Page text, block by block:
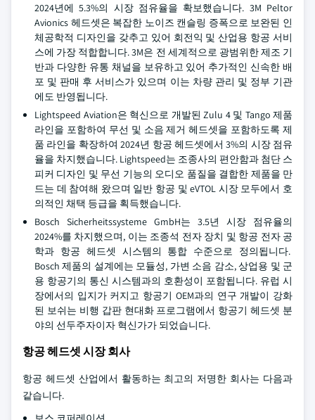
2024년에 5.3%의 시장 점유율을 확보했습니다. 3M Peltor
Avionics 헤드셋은 복잡한 노이즈 캔슬링 증폭으로 보완된 인
체공학적 디자인을 갖추고 있어 회전익 및 산업용 항공 서비
스에 가장 적합합니다. 3M은 전 세계적으로 광범위한 제조 기
반과 다양한 유통 채널을 보유하고 있어 추가적인 신속한 배
포 및 판매 후 서비스가 있으며 이는 차량 관리 및 정부 기관
에도 반영됩니다.
Lightspeed Aviation은 혁신으로 개발된 Zulu 4 및 Tango 제품
라인을 포함하여 무선 및 소음 제거 헤드셋을 포함하도록 제
품 라인을 확장하여 2024년 항공 헤드셋에서 3%의 시장 점유
율을 차지했습니다. Lightspeed는 조종사의 편안함과 첨단 스
피커 디자인 및 무선 기능의 오디오 품질을 결합한 제품을 만
드는 데 참여해 왔으며 일반 항공 및 eVTOL 시장 모두에서 호
의적인 채택 등급을 획득했습니다.
Bosch Sicherheitssysteme GmbH는 3.5년 시장 점유율의
2024%를 차지했으며, 이는 조종석 전자 장치 및 항공 전자 공
학과 항공 헤드셋 시스템의 통합 수준으로 정의됩니다.
Bosch 제품의 설계에는 모듈성, 가변 소음 감소, 상업용 및 군
용 항공기의 통신 시스템과의 호환성이 포함됩니다. 유럽 시
장에서의 입지가 커지고 항공기 OEM과의 연구 개발이 강화
된 보쉬는 비행 갑판 현대화 프로그램에서 항공기 헤드셋 분
야의 선두주자이자 혁신가가 되었습니다.
항공 헤드셋 시장 회사
항공 헤드셋 산업에서 활동하는 최고의 저명한 회사는 다음과
같습니다.